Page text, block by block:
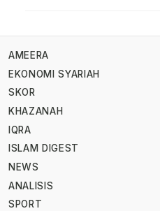
AMEERA
EKONOMI SYARIAH
SKOR
KHAZANAH
IQRA
ISLAM DIGEST
NEWS
ANALISIS
SPORT